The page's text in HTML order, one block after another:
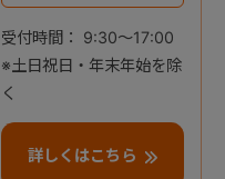
受付時間： 9:30～17:00
※土日祝日・年末年始を除
く
詳しくはこちら